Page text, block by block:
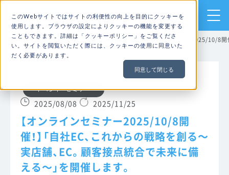
このWebサイトではサイトの利便性の向上を目的にクッキーを
使用します。ブラウザの設定によりクッキーの機能を変更する
こともできます。詳細は「 クッキーポリシー 」をご覧くださ
い。サイトを閲覧いただく際には、クッキーの使用に同意いた
だく必要があります。
同意して閉じる
ECサイト構築・運用ならHIT-MALL
TOP ブログ イベント・セミナー 【オンラインセミナー2025/10/8開
イベント・セミナー
2025/08/08 2025/11/25
【オンラインセミナー2025/10/8開
催！】「自社EC、これからの戦略を創る～
実店舗、EC。顧客接点統合で未来に備
える～」を開催します。